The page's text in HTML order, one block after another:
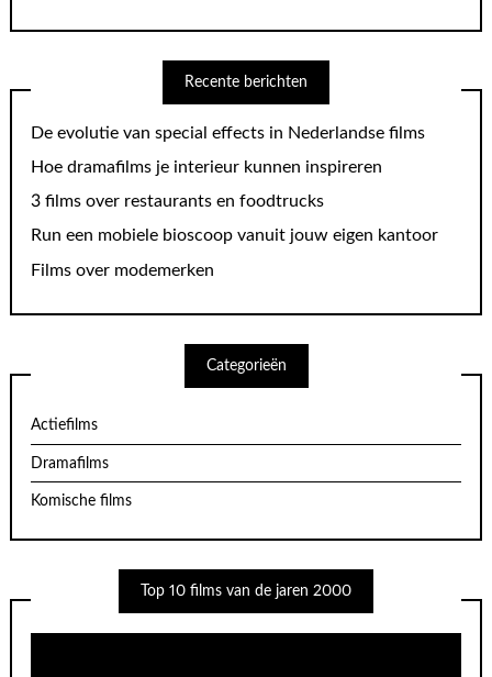
Recente berichten
De evolutie van special effects in Nederlandse films
Hoe dramafilms je interieur kunnen inspireren
3 films over restaurants en foodtrucks
Run een mobiele bioscoop vanuit jouw eigen kantoor
Films over modemerken
Categorieën
Actiefilms
Dramafilms
Komische films
Top 10 films van de jaren 2000